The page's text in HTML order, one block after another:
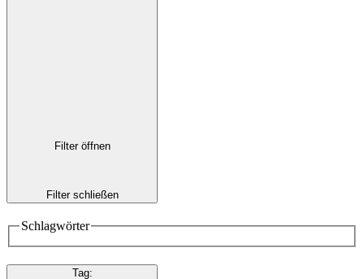
Filter öffnen
Filter schließen
Schlagwörter
Tag: